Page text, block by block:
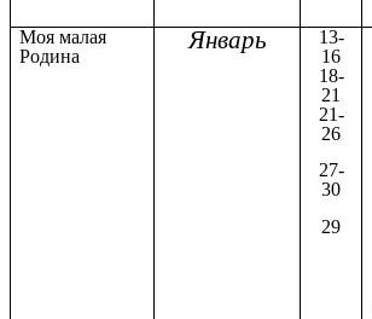
Моя малая
Родина
Январь
13-
16
18-
21
21-
26
27-
30
29